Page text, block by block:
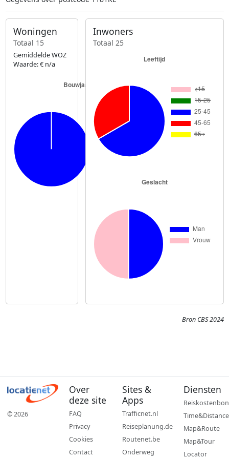
Woningen
Totaal 15
Gemiddelde WOZ
Waarde: € n/a
Inwoners
Totaal 25
Bron CBS 2024
© 2026
Over
deze site
FAQ
Privacy
Cookies
Contact
Sites &
Apps
Trafficnet.nl
Reiseplanung.de
Routenet.be
Onderweg
Diensten
Reiskostenbon
Time&Distance
Map&Route
Map&Tour
Locator